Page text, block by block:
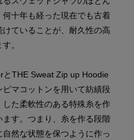
十年も経った現在でも古着
ていることが、耐久性の高
。
THE Sweat Zip up Hoodie
マコットンを用いて紡績段
た柔軟性のある特殊糸を作
す。つまり、糸を作る段階
然な状態を保つように作っ